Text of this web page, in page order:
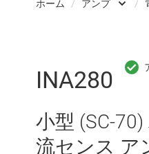
ホーム / アンプ /
INA280
小型 (SC-
流センス ア